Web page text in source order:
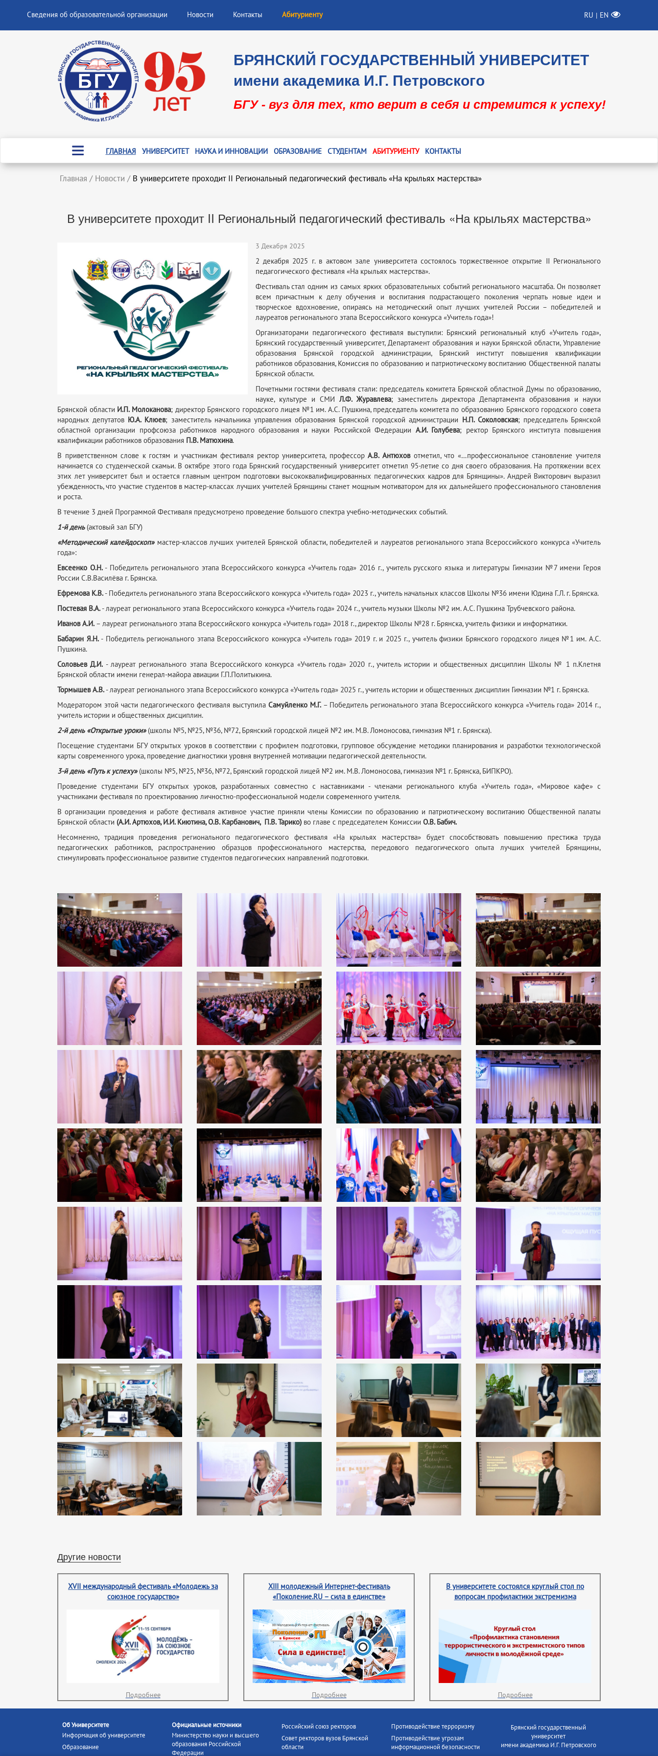
Сведения об образовательной организации Новости Контакты Абитуриенту RU | EN
БРЯНСКИЙ ГОСУДАРСТВЕННЫЙ УНИВЕРСИТЕТ
имени академика И.Г. Петровского
БГУ - вуз для тех, кто верит в себя и стремится к успеху!
ГЛАВНАЯ УНИВЕРСИТЕТ НАУКА И ИННОВАЦИИ ОБРАЗОВАНИЕ СТУДЕНТАМ АБИТУРИЕНТУ КОНТАКТЫ
Главная / Новости / В университете проходит II Региональный педагогический фестиваль «На крыльях мастерства»
В университете проходит II Региональный педагогический фестиваль «На крыльях мастерства»
3 Декабря 2025
2 декабря 2025 г. в актовом зале университета состоялось торжественное открытие II Регионального
педагогического фестиваля «На крыльях мастерства».
Фестиваль стал одним из самых ярких образовательных событий регионального масштаба. Он позволяет
всем причастным к делу обучения и воспитания подрастающего поколения черпать новые идеи и
творческое вдохновение, опираясь на методический опыт лучших учителей России – победителей и
лауреатов регионального этапа Всероссийского конкурса «Учитель года»!
Организаторами педагогического фестиваля выступили: Брянский региональный клуб «Учитель года»,
Брянский государственный университет, Департамент образования и науки Брянской области, Управление
образования Брянской городской администрации, Брянский институт повышения квалификации
работников образования, Комиссия по образованию и патриотическому воспитанию Общественной палаты
Брянской области.
Почетными гостями фестиваля стали: председатель комитета Брянской областной Думы по образованию,
науке, культуре и СМИ Л.Ф. Журавлева; заместитель директора Департамента образования и науки
Брянской области И.П. Молоканова; директор Брянского городского лицея №1 им. А.С. Пушкина, председатель комитета по образованию Брянского городского совета
народных депутатов Ю.А. Клюев; заместитель начальника управления образования Брянской городской администрации Н.П. Соколовская; председатель Брянской
областной организации профсоюза работников народного образования и науки Российской Федерации А.И. Голубева; ректор Брянского института повышения
квалификации работников образования П.В. Матюхина.
В приветственном слове к гостям и участникам фестиваля ректор университета, профессорА.В. Антюховотметил, что «…профессиональное становление учителя
начинается со студенческой скамьи. В октябре этого года Брянский государственный университет отметил 95-летие со дня своего образования. На протяжении всех
этих лет университет был и остается главным центром подготовки высококвалифицированных педагогических кадров для Брянщины». Андрей Викторович выразил
убежденность, что участие студентов в мастер-классах лучших учителей Брянщины станет мощным мотиватором для их дальнейшего профессионального становления
и роста.
В течение 3 дней Программой Фестиваля предусмотрено проведение большого спектра учебно-методических событий.
1-й день(актовый зал БГУ)
«Методический калейдоскоп»мастер-классов лучших учителей Брянской области, победителей и лауреатов регионального этапа Всероссийского конкурса «Учитель
года»:
Евсеенко О.Н.- Победитель регионального этапа Всероссийского конкурса «Учитель года» 2016 г., учитель русского языка и литературы Гимназии №7 имени Героя
России С.В.Василёва г. Брянска.
Ефремова К.В. - Победитель регионального этапа Всероссийского конкурса «Учитель года» 2023 г., учитель начальных классов Школы №36 имени Юдина Г.Л. г. Брянска.
Постевая В.А. - лауреат регионального этапа Всероссийского конкурса «Учитель года» 2024 г., учитель музыки Школы №2 им. А.С. Пушкина Трубчевского района.
Иванов А.И. – лауреат регионального этапа Всероссийского конкурса «Учитель года» 2018 г., директор Школы №28 г. Брянска, учитель физики и информатики.
Бабарин Я.Н.- Победитель регионального этапа Всероссийского конкурса «Учитель года» 2019 г. и 2025 г., учитель физики Брянского городского лицея №1 им. А.С.
Пушкина.
Соловьев Д.И. - лауреат регионального этапа Всероссийского конкурса «Учитель года» 2020 г., учитель истории и общественных дисциплин Школы № 1 п.Клетня
Брянской области имени генерал-майора авиации Г.П.Политыкина.
Тормышев А.В. - лауреат регионального этапа Всероссийского конкурса «Учитель года» 2025 г., учитель истории и общественных дисциплин Гимназии №1 г. Брянска.
Модератором этой части педагогического фестиваля выступила Самуйленко М.Г. – Победитель регионального этапа Всероссийского конкурса «Учитель года» 2014 г.,
учитель истории и общественных дисциплин.
2-й день «Открытые уроки»(школы №5, №25, №36, №72, Брянский городской лицей №2 им. М.В. Ломоносова, гимназия №1 г. Брянска).
Посещение студентами БГУ открытых уроков в соответствии с профилем подготовки, групповое обсуждение методики планирования и разработки технологической
карты современного урока, проведение диагностики уровня внутренней мотивации педагогической деятельности.
3-й день «Путь к успеху»(школы №5, №25, №36, №72, Брянский городской лицей №2 им. М.В. Ломоносова, гимназия №1 г. Брянска, БИПКРО).
Проведение студентами БГУ открытых уроков, разработанных совместно с наставниками - членами регионального клуба «Учитель года», «Мировое кафе» с
участниками фестиваля по проектированию личностно-профессиональной модели современного учителя.
В организации проведения и работе фестиваля активное участие приняли члены Комиссии по образованию и патриотическому воспитанию Общественной палаты
Брянской области (А.И. Артюхов, И.И. Киютина, О.В. Карбанович, П.В. Тарико) во главе с председателем Комиссии О.В. Бабич.
Несомненно, традиция проведения регионального педагогического фестиваля «На крыльях мастерства» будет способствовать повышению престижа труда
педагогических работников, распространению образцов профессионального мастерства, передового педагогического опыта лучших учителей Брянщины,
стимулировать профессиональное развитие студентов педагогических направлений подготовки.
Другие новости
XVII международный фестиваль «Молодежь за
союзное государство»
Подробнее
XIII молодежный Интернет-фестиваль
«Поколение.RU – сила в единстве»
Подробнее
В университете состоялся круглый стол по
вопросам профилактики экстремизма
Подробнее
Об Университете
Информация об университете
Образование
Официальные источники
Министерство науки и высшего
образования Российской
Федерации
Российский союз ректоров
Совет ректоров вузов Брянской
области
Противодействие терроризму
Противодействие угрозам
информационной безопасности
Брянский государственный
университет
имени академика И.Г. Петровского